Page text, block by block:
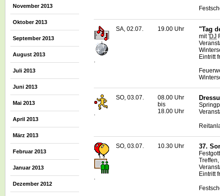
November 2013
Oktober 2013
September 2013
August 2013
Juli 2013
Juni 2013
Mai 2013
April 2013
März 2013
Februar 2013
Januar 2013
Dezember 2012
SA, 02.07. 19.00 Uhr "Tag
mit 'DJ
Eintritt
.
SO, 03.07.
08.00 Uhr
bis
18.00 Uhr
.
SO, 03.07. 10.30 Uhr 37.
Eintritt